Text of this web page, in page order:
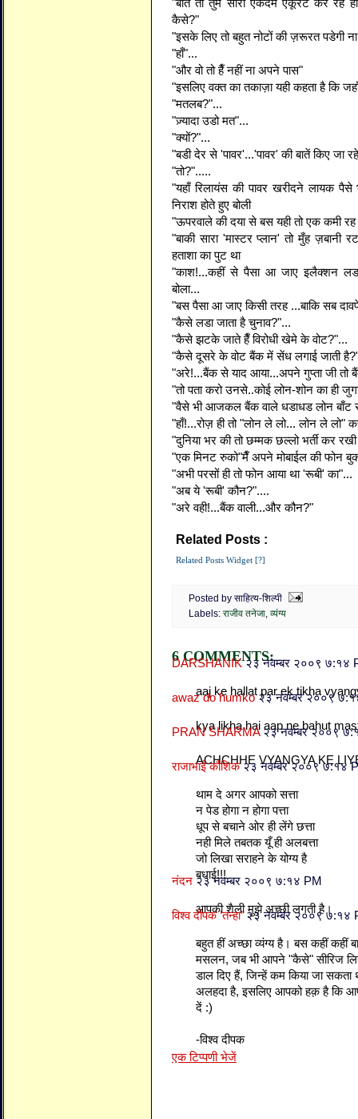
"बातें तो तुम सारी एकदम एकूरेट कर रहे
कैसे?"
"इसके लिए तो बहुत नोटों की ज़रूरत पडेगी
"हाँ"...
"और वो तो हैँ नहीं ना अपने पास"
"इसलिए वक्त का तकाज़ा यही कहता है कि
"मतलब?"...
"ज़्यादा उडो मत"...
"क्यों?"...
"बडी देर से 'पावर'...'पावर' की बातें किए जा
"तो?".....
"यहाँ रिलायंस की पावर खरीदने लायक
निराश होते हुए बोली
"ऊपरवाले की दया से बस यही तो एक कमी
"बाकी सारा 'मास्टर प्लान' तो मुँह ज़बानी
हताशा का पुट था
"काश!...कहीं से पैसा आ जाए इलैक्शन
बोला...
"बस पैसा आ जाए किसी तरह ...बाकि सब
"कैसे लडा जाता है चुनाव?"...
"कैसे झटके जाते हैँ विरोधी खेमे के वोट?"...
"कैसे दूसरे के वोट बैंक में सेंध लगाई जाती
"अरे!...बैंक से याद आया...अपने गुप्ता जी तो
"तो पता करो उनसे..कोई लोन-शोन का ही
"वैसे भी आजकल बैंक वाले धडाधड लोन बाँट
"हाँ!...रोज़ ही तो "लोन ले लो... लोन ले लो"
"दुनिया भर की तो छम्मक छल्लो भर्ती कर
"एक मिनट रुको"मैँ अपने मोबाईल की फोन
"अभी परसों ही तो फोन आया था 'रूबी' का"...
"अब ये 'रूबी' कौन?"....
"अरे वही!...बैंक वाली...और कौन?"
Related Posts :
Related Posts Widget [?]
Posted by साहित्य-शिल्पी
Labels: राजीव तनेजा, व्यंग्य
6 COMMENTS:
DARSHANIK२३ नवम्बर २००९ ७:१४
aaj ke hallat par ek tikha
awaz do humko २३ नवम्बर २००९
kya likha hai aap ne bahut
PRAN SHARMA २३ नवम्बर २००९
ACHCHHE VYANGYA KE
राजाभाई कौशिक २३ नवम्बर २००९ ७:१४
थाम दे अगर आपको सत्ता
न पेड होगा न होगा पत्ता
धूप से बचाने ओर ही लेंगे छत्ता
नही मिले तबतक यूँ ही अलबत्ता
जो लिखा सराहने के योग्य है
बधाई!!!
नंदन २३ नवम्बर २००९ ७:१४ PM
आपकी शैली मुझे अच्छी लगती है।
विश्व दीपक ’तन्हा’ २३ नवम्बर २००९ ७:१४
बहुत हीं अच्छा व्यंग्य है। बस कहीं कहीं
मसलन, जब भी आपने "कैसे" सीरिज
डाल दिए हैं, जिन्हें कम किया जा
अलहदा है, इसलिए आपको हक़ है कि
दें :)
-विश्व दीपक
एक टिप्पणी भेजें